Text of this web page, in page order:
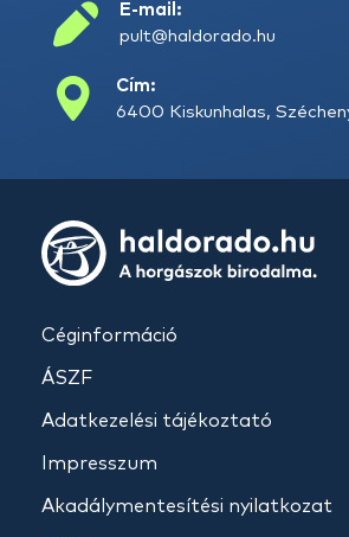
E-mail:
pult@haldorado.hu
Cím:
6400 Kiskunhalas,
Céginformáció
ÁSZF
Adatkezelési tájékoztató
Impresszum
Akadálymentesítési nyilatkozat